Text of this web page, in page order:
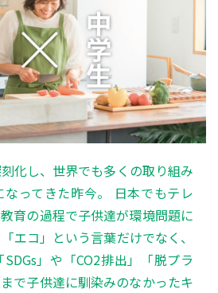
化し、世界でも多くの取り組み
ってきた昨今。 日本でもテレ
育の過程で子供達が環境問題に
エコ」という言葉だけでなく、
SDGs」や「CO2排出」「脱プラ
で子供達に馴染みのなかったキ